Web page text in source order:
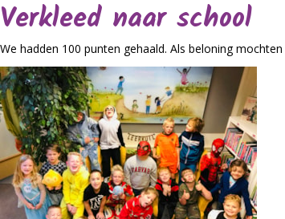
Verkleed naar school
We hadden 100 punten gehaald. Als beloning